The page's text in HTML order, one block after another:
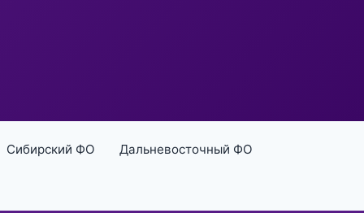
Сибирский ФО Дальневосточный ФО